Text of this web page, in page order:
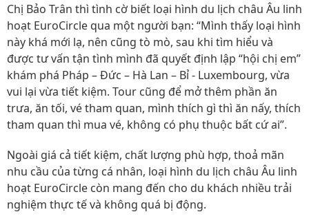
Chị Bảo Trân thì tình cờ biết loại hình du lịch châu Âu linh
hoạt EuroCircle qua một người bạn: “Mình thấy loại hình
này khá mới lạ, nên cũng tò mò, sau khi tìm hiểu và
được tư vấn tận tình mình đã quyết định lập “hội chị em”
khám phá Pháp – Đức – Hà Lan – Bỉ - Luxembourg, vừa
vui lại vừa tiết kiệm. Tour cũng để mở thêm phần ăn
trưa, ăn tối, vé tham quan, mình thích gì thì ăn nấy, thích
tham quan thì mua vé, không có phụ thuộc bất cứ ai”.
Ngoài giá cả tiết kiệm, chất lượng phù hợp, thoả mãn
nhu cầu của từng cá nhân, loại hình du lịch châu Âu linh
hoạt EuroCircle còn mang đến cho du khách nhiều trải
nghiệm thực tế và không quá bị động.